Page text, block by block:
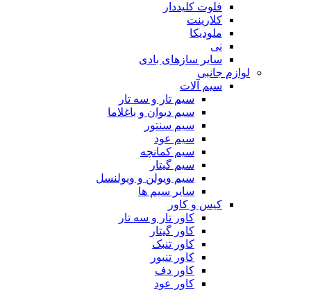
فلوت کلیددار
کلارینت
ملودیکا
نی
سایر سازهای بادی
لوازم جانبی
سیم آلات
سیم تار و سه تار
سیم دیوان و باغلاما
سیم سنتور
سیم عود
سیم کمانچه
سیم گیتار
سیم ویولن و ویولنسل
سایر سیم ها
کیس و کاور
کاور تار و سه تار
کاور گیتار
کاور تنبک
کاور تنبور
کاور دف
کاور عود